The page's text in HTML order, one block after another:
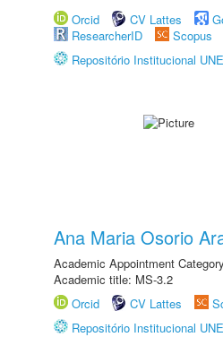
Orcid
CV Lattes
ResearcherID
Scopus
Repositório Institucional
Ana Maria Osorio
Academic Appointment
Academic title: MS-3.2
Orcid
CV Lattes
Repositório Institucional